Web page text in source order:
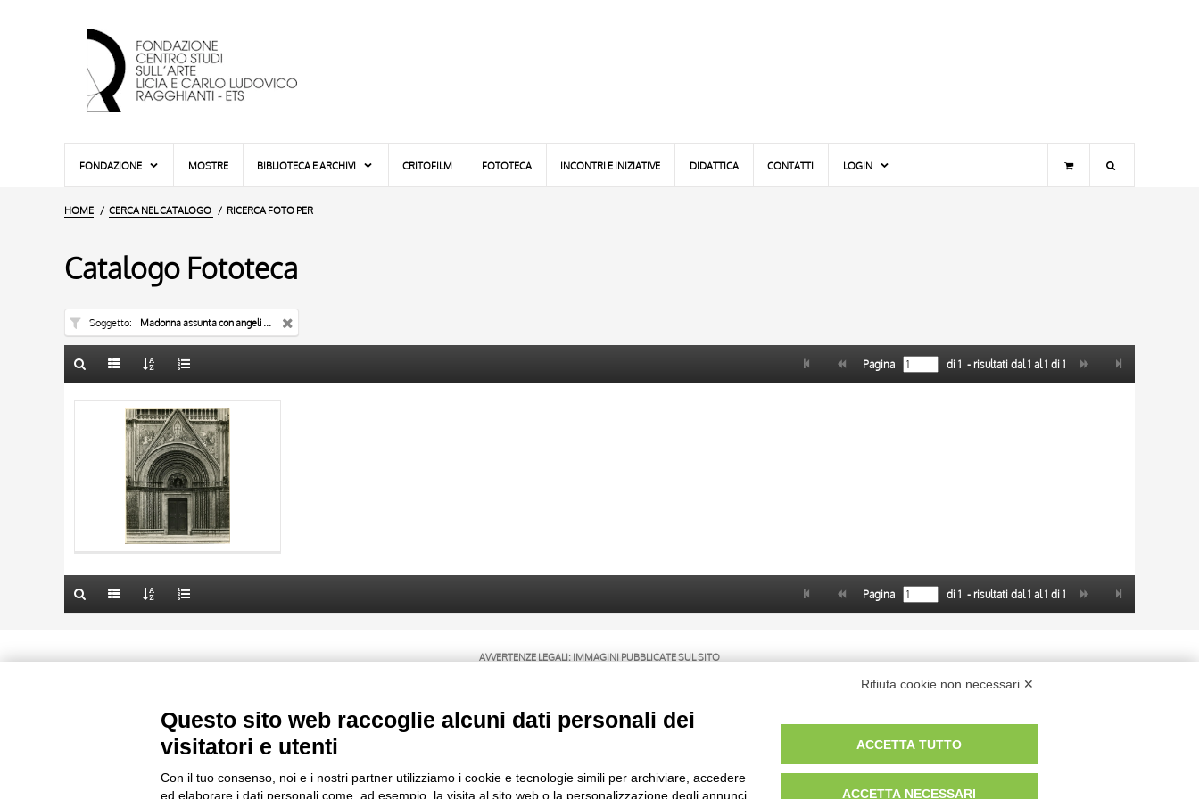
FONDAZIONE MOSTRE BIBLIOTECA E ARCHIVI CRITOFILM FOTOTECA INCONTRI E INIZIATIVE DIDATTICA CONTATTI LOGIN
HOME CERCA NEL CATALOGO RICERCA FOTO PER
Catalogo Fototeca
Soggetto Madonna assunta con angeli e apostoli - portale
AUTORE
ARTISTA
MATERIA E TECNICA
DATA
10 RISULTATI
20 RISULTATI
Pagina di 1 - risultati dal1 al1 di 1
TITOLO
AUTORE
ARTISTA
MATERIA E TECNICA
DATA
10 RISULTATI
20 RISULTATI
Pagina di 1 - risultati dal1 al1 di 1
AVVERTENZE LEGALI: IMMAGINI PUBBLICATE SUL SITO
Le immagini e le foto presenti in questo sito sono soggette alle norme sul diritto d’autore, legge 22 aprile 1941 n. 633. I diritti degli autori, degli artisti e dei fotografi che hanno realizzato le opere e le immagini, degli enti e
Rifiuta cookie non necessari ✕
Questo sito web raccoglie alcuni dati personali dei
visitatori e utenti
Con il tuo consenso, noi e i nostri partner utilizziamo i cookie e tecnologie simili per archiviare, accedere
ed elaborare i dati personali come, ad esempio, la visita al sito web o la personalizzazione degli annunci.
ACCETTA TUTTO
ACCETTA NECESSARI